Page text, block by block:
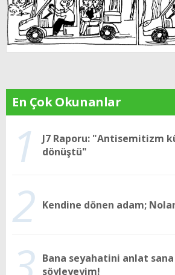
En Çok Okunanlar
1
J7 Raporu: "Antisemitizm
dönüştü"
2 Kendine dönen adam;
Bana seyahatini anlat
söyleyeyim!